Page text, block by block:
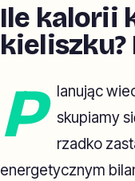
Ile kalorii
P
lanując
skupiamy
rzadko
energetycznym